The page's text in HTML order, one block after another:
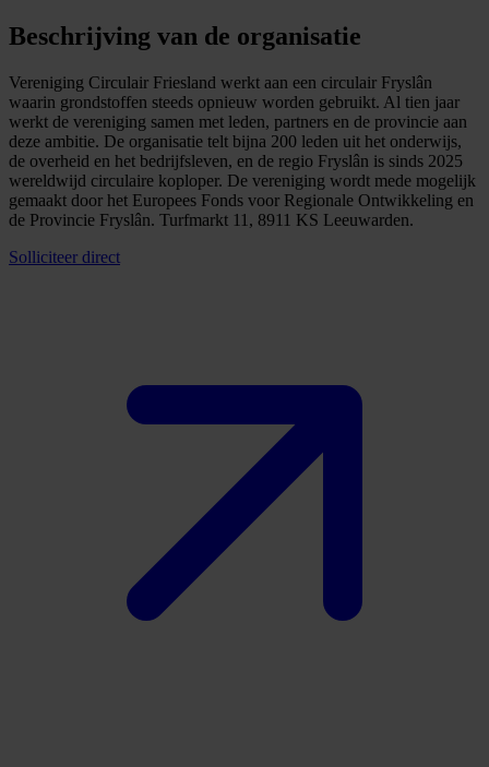
Beschrijving van de organisatie
Vereniging Circulair Friesland werkt aan een circulair Fryslân
waarin grondstoffen steeds opnieuw worden gebruikt. Al tien jaar
werkt de vereniging samen met leden, partners en de provincie aan
deze ambitie. De organisatie telt bijna 200 leden uit het onderwijs,
de overheid en het bedrijfsleven, en de regio Fryslân is sinds 2025
wereldwijd circulaire koploper. De vereniging wordt mede mogelijk
gemaakt door het Europees Fonds voor Regionale Ontwikkeling en
de Provincie Fryslân. Turfmarkt 11, 8911 KS Leeuwarden.
Solliciteer direct